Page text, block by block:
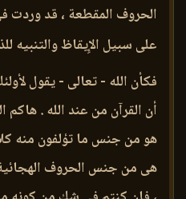
الحروف المقطعة ، قد وردت
على سبيل الإِيقاظ والتنبيه
فكأن الله - تعالى - يقول
أن القرآن من عند الله . هاكم
هو من جنس ما تؤلفون منه
هى من جنس الحروف